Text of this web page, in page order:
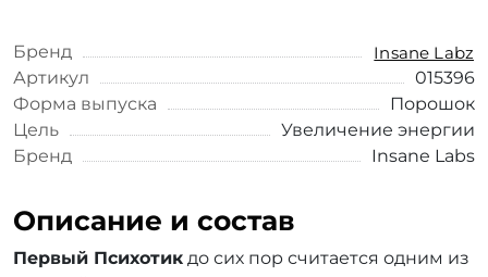
Бренд
Insane Labz
Артикул
015396
Форма выпуска
Порошок
Цель
Увеличение энергии
Бренд
Insane Labs
Описание и состав
Первый Психотик до сих пор считается одним из